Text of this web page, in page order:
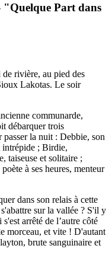
"Quelque Part dans
rivière, au pied des
Lakotas. Le soir
communarde,
débarquer trois
passer la nuit : Debbie, son
intrépide ; Birdie,
taiseuse et solitaire ;
à ses heures, menteur
dans son relais à cette
sur la vallée ? S'il y
arrêté de l’autre côté
morceau, et vite ! D'autant
brute sanguinaire et